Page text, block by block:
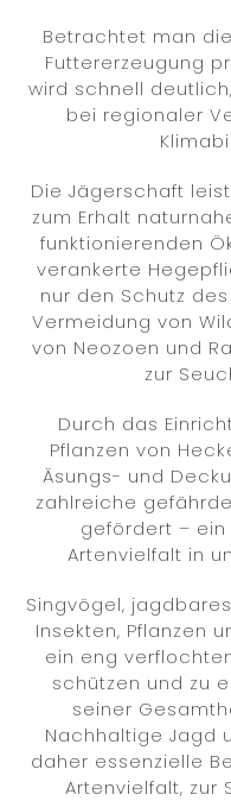
Betrachtet man
Futtererzeugung
wird schnell
bei regionaler
Die Jägerschaft
zum Erhalt
funktionierenden
verankerte
nur den Schutz
Vermeidung von
von Neozoen und
zur
Durch das
Pflanzen von
Äsungs- und
zahlreiche
gefördert –
Artenvielfalt in
Singvögel,
Insekten, Pflanzen
ein eng
schützen und zu
seiner
Nachhaltige Jagd
daher essenzielle
Artenvielfalt, zur